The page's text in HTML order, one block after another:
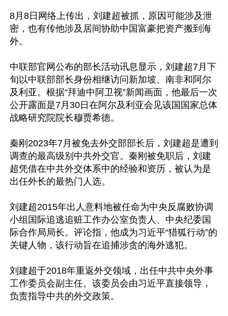
8月8日网络上传出，刘建超被抓，原因可能涉及泄
密，也有传他涉及居间协助中国富豪把资产搬到海
外。
中联部官网公布的部长活动讯息显示，刘建超7月下
旬以中联部部长身份相继访问新加坡、南非和阿尔
及利亚。根据“拜迪中阿卫视”新闻画面，他最后一次
公开露面是7月30日在阿尔及利亚会见该国国家总体
战略研究院院长穆贾希德。
秦刚2023年7月被免去外交部部长后，刘建超是遭到
调查的最高级别中共外交官。秦刚被免职后，刘建
超凭借在中共外交体系中的经验和资历，被认为是
出任外长的最热门人选。
刘建超2015年出人意料地被任命为中央反腐败协调
小组国际追逃追赃工作办公室负责人、中央纪委国
际合作局局长。评论指，他成为习近平“猎狐行动”的
关键人物，该行动旨在追捕涉贪的海外逃犯。
刘建超于2018年重返外交领域，出任中共中央外事
工作委员会副主任。该委员会由习近平直接领导，
负责指导中共的外交政策。